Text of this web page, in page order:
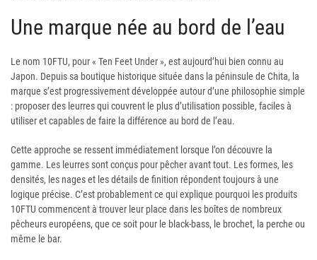
Une marque née au bord de l’eau
Le nom 10FTU, pour « Ten Feet Under », est aujourd’hui bien connu au
Japon. Depuis sa boutique historique située dans la péninsule de Chita, la
marque s’est progressivement développée autour d’une philosophie simple
: proposer des leurres qui couvrent le plus d’utilisation possible, faciles à
utiliser et capables de faire la différence au bord de l’eau.
Cette approche se ressent immédiatement lorsque l’on découvre la
gamme. Les leurres sont conçus pour pêcher avant tout. Les formes, les
densités, les nages et les détails de finition répondent toujours à une
logique précise. C’est probablement ce qui explique pourquoi les produits
10FTU commencent à trouver leur place dans les boîtes de nombreux
pêcheurs européens, que ce soit pour le black-bass, le brochet, la perche ou
même le bar.